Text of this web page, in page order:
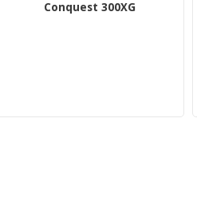
Conquest 300XG